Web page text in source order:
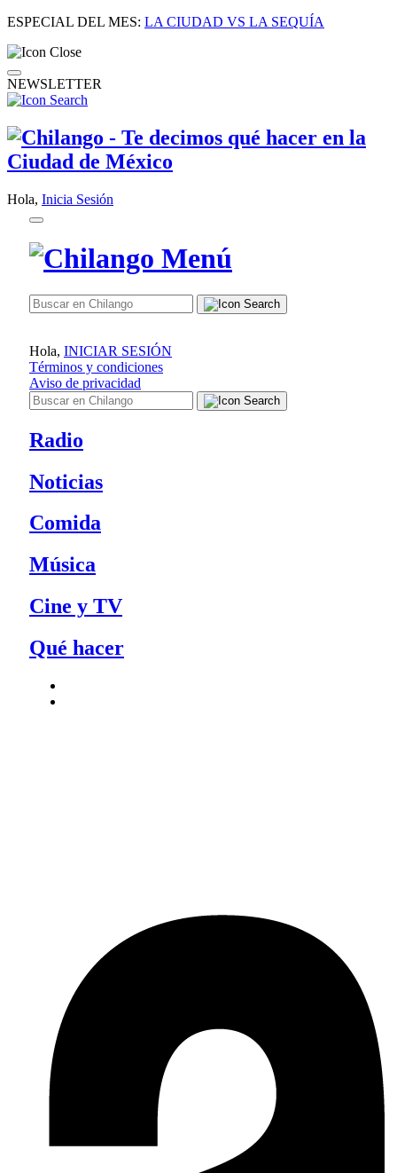
ESPECIAL DEL MES: LA CIUDAD VS LA SEQUÍA
NEWSLETTER
Hola, Inicia Sesión
Hola, INICIAR SESIÓN
Términos y condiciones
Aviso de privacidad
Radio
Noticias
Comida
Música
Cine y TV
Qué hacer